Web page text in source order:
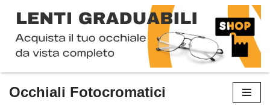
Occhiali Fotocromatici